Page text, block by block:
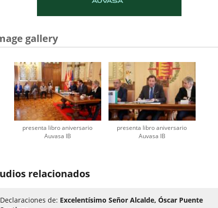
gallery
presenta libro aniversario
Auvasa IB
presenta libro aniversario
Auvasa IB
relacionados
Declaraciones de: Excelentísimo Señor Alcalde, Óscar Puente